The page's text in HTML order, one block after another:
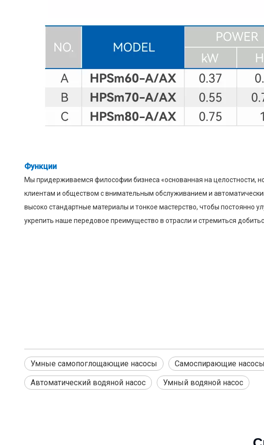
Функции
Мы придерживаемся философии бизнеса «основанная на целостности,
клиентам и обществом с внимательным обслуживанием и
высоко стандартные материалы и тонкое мастерство, чтобы постоянно
укрепить наше передовое преимущество в отрасли и стремиться
Умные самопоглощающие насосы Самоспирающие насосы
Автоматический водяной насос Умный водяной насос